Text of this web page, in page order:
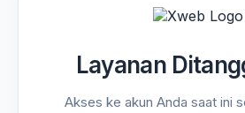
Layanan
Akses ke akun Anda saat ini